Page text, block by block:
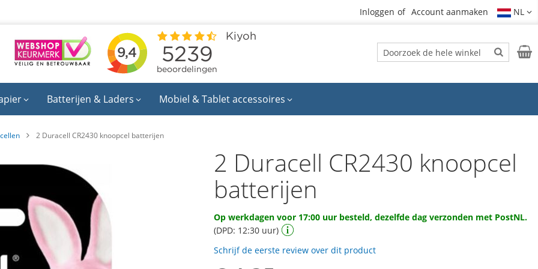
Inloggen Account aanmaken NL
Zoek
Zoek
Batterijen & Laders Mobiel & Tablet accessoires
2 Duracell CR2430 knoopcel batterijen
2 Duracell CR2430 knoopcel
batterijen
Op werkdagen voor 17:00 uur besteld, dezelfde dag verzonden met PostNL.
(DPD: 12:30 uur)
Schrijf de eerste review over dit product